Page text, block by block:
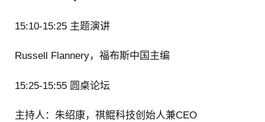
15:10-15:25 主题演讲
Russell Flannery，福布斯中国主编
15:25-15:55 圆桌论坛
主持人：朱绍康，祺鲲科技创始人兼CEO